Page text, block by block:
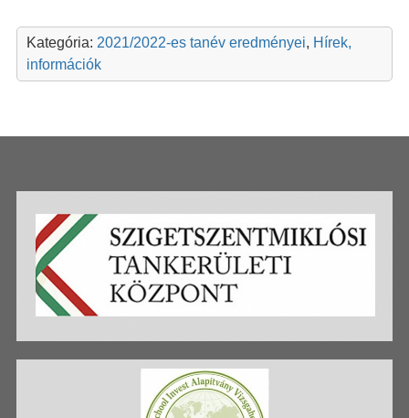
Kategória: 2021/2022-es tanév eredményei, Hírek,
információk